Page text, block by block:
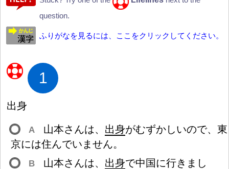
question.
ふりがなを見るには、ここをクリックしてください。
1
出身
A 山本さんは、 出身がむずかしいので、 東
京には住んでいません。
B 山本さんは、 出身で中 国 に行きまし